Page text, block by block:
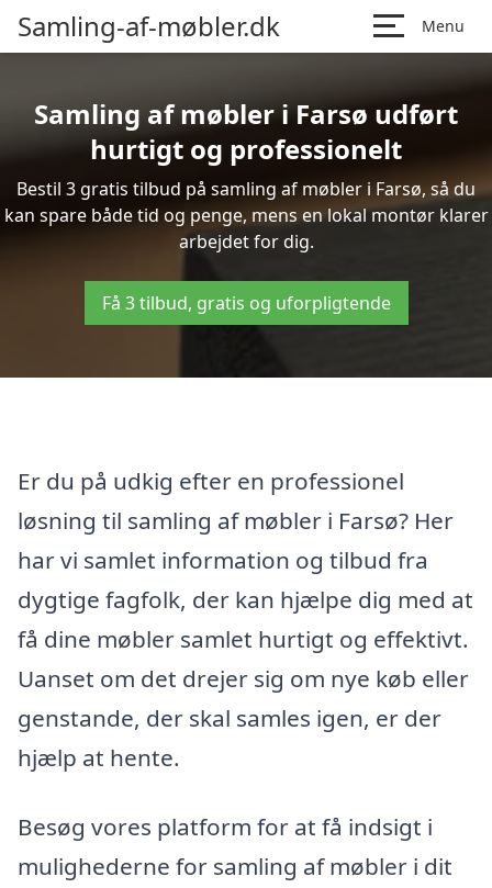
Samling-af-møbler.dk Menu
Samling af møbler i Farsø udført
hurtigt og professionelt
Bestil 3 gratis tilbud på samling af møbler i Farsø, så du
kan spare både tid og penge, mens en lokal montør klarer
arbejdet for dig.
Få 3 tilbud, gratis og uforpligtende
Er du på udkig efter en professionel
løsning til samling af møbler i Farsø? Her
har vi samlet information og tilbud fra
dygtige fagfolk, der kan hjælpe dig med at
få dine møbler samlet hurtigt og effektivt.
Uanset om det drejer sig om nye køb eller
genstande, der skal samles igen, er der
hjælp at hente.
Besøg vores platform for at få indsigt i
mulighederne for samling af møbler i dit